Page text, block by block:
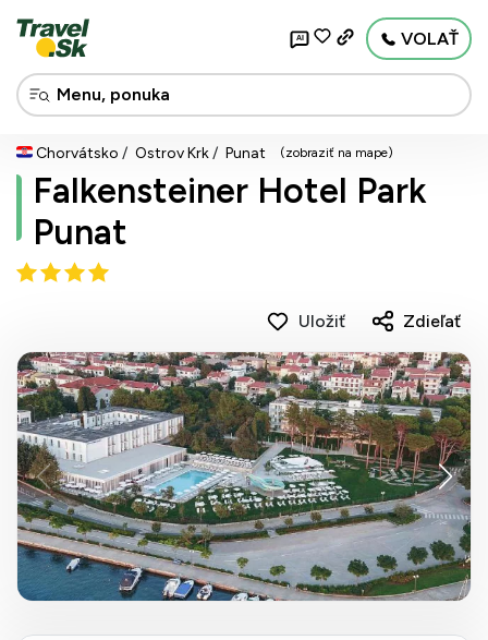
AI VOLAŤ
Chorvátsko Ostrov Krk Punat (zobraziť na mape)
Falkensteiner Hotel Park
Punat
Uložiť Zdieľať